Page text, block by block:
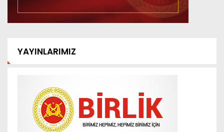
YAYINLARIMIZ